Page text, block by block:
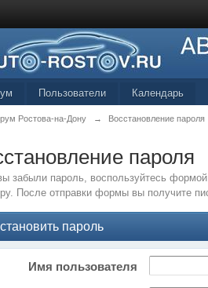
Пользователи Календарь
Ростова-на-Дону → Восстановление пароля
пароля
забыли пароль, воспользуйтесь
После отправки формы вы получите
пароль
Имя пользователя